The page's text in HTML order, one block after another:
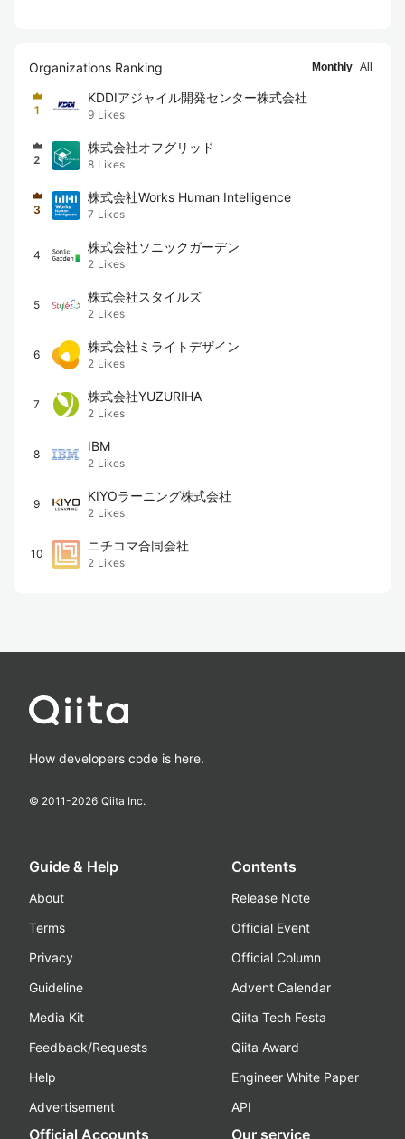
Organizations Ranking Monthly All
1
KDDIアジャイル開発センター株式会社
9 Likes
2
株式会社オフグリッド
8 Likes
3
株式会社Works Human Intelligence
7 Likes
4
株式会社ソニックガーデン
2 Likes
5
株式会社スタイルズ
2 Likes
6
株式会社ミライトデザイン
2 Likes
7
株式会社YUZURIHA
2 Likes
8
IBM
2 Likes
9
KIYOラーニング株式会社
2 Likes
10
ニチコマ合同会社
2 Likes
How developers code is here.
© 2011-2026 Qiita Inc.
Guide & Help
About
Terms
Privacy
Guideline
Media Kit
Feedback/Requests
Help
Advertisement
Contents
Release Note
Official Event
Official Column
Advent Calendar
Qiita Tech Festa
Qiita Award
Engineer White Paper
API
Official Accounts Our service